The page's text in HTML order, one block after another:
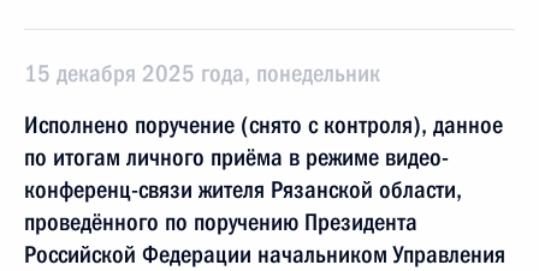
15 декабря 2025 года, понедельник
Исполнено поручение (снято с контроля), данное
по итогам личного приёма в режиме видео-
конференц-связи жителя Рязанской области,
проведённого по поручению Президента
Российской Федерации начальником Управления